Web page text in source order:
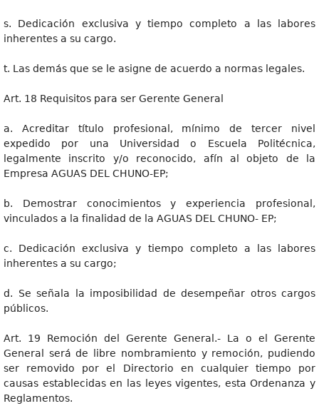
s. Dedicación exclusiva y tiempo completo a las labores
inherentes a su cargo.
t. Las demás que se le asigne de acuerdo a normas legales.
Art. 18 Requisitos para ser Gerente General
a. Acreditar título profesional, mínimo de tercer nivel
expedido por una Universidad o Escuela Politécnica,
legalmente inscrito y/o reconocido, afín al objeto de la
Empresa AGUAS DEL CHUNO-EP;
b. Demostrar conocimientos y experiencia profesional,
vinculados a la finalidad de la AGUAS DEL CHUNO- EP;
c. Dedicación exclusiva y tiempo completo a las labores
inherentes a su cargo;
d. Se señala la imposibilidad de desempeñar otros cargos
públicos.
Art. 19 Remoción del Gerente General.- La o el Gerente
General será de libre nombramiento y remoción, pudiendo
ser removido por el Directorio en cualquier tiempo por
causas establecidas en las leyes vigentes, esta Ordenanza y
Reglamentos.